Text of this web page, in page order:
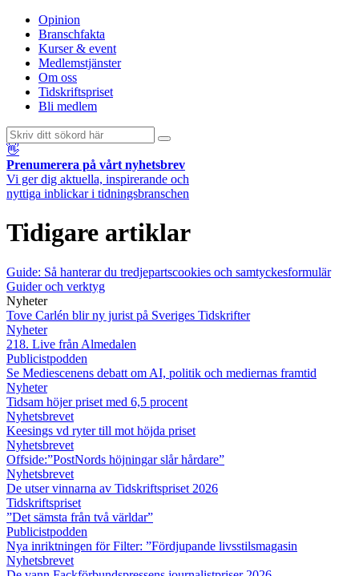
Opinion
Branschfakta
Kurser & event
Medlemstjänster
Om oss
Tidskriftspriset
Bli medlem
👋
Prenumerera på vårt nyhetsbrev
Vi ger dig aktuella, inspirerande och
nyttiga inblickar i tidningsbranschen
Tidigare artiklar
Guide: Så hanterar du tredjepartscookies och samtyckesformulär
Guider och verktyg
Nyheter
Tove Carlén blir ny jurist på Sveriges Tidskrifter
Nyheter
218. Live från Almedalen
Publicistpodden
Se Mediescenens debatt om AI, politik och mediernas framtid
Nyheter
Tidsam höjer priset med 6,5 procent
Nyhetsbrevet
Keesings vd ryter till mot höjda priset
Nyhetsbrevet
Offside:”PostNords höjningar slår hårdare”
Nyhetsbrevet
De utser vinnarna av Tidskriftspriset 2026
Tidskriftspriset
”Det sämsta från två världar”
Publicistpodden
Nya inriktningen för Filter: ”Fördjupande livsstilsmagasin
Nyhetsbrevet